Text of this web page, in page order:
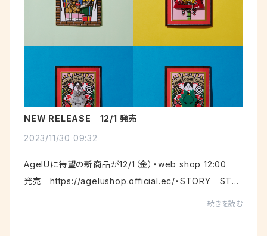
NEW RELEASE 12/1 発売
2023/11/30 09:32
AgelÜに待望の新商品が12/1（金）・web shop 12:00
発売 https://agelushop.official.ec/・STORY STO
続きを読む